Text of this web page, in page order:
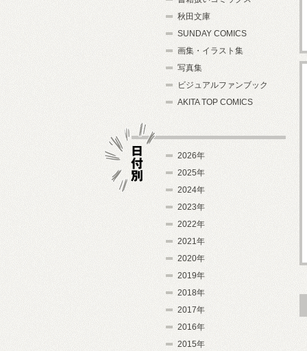
秋田文庫
SUNDAY COMICS
画集・イラスト集
写真集
ビジュアルファンブック
AKITA TOP COMICS
2026年
2025年
2024年
2023年
2022年
2021年
2020年
2019年
2018年
2017年
2016年
2015年